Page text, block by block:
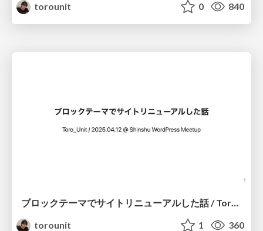
torounit
0 840
torounit
1 360